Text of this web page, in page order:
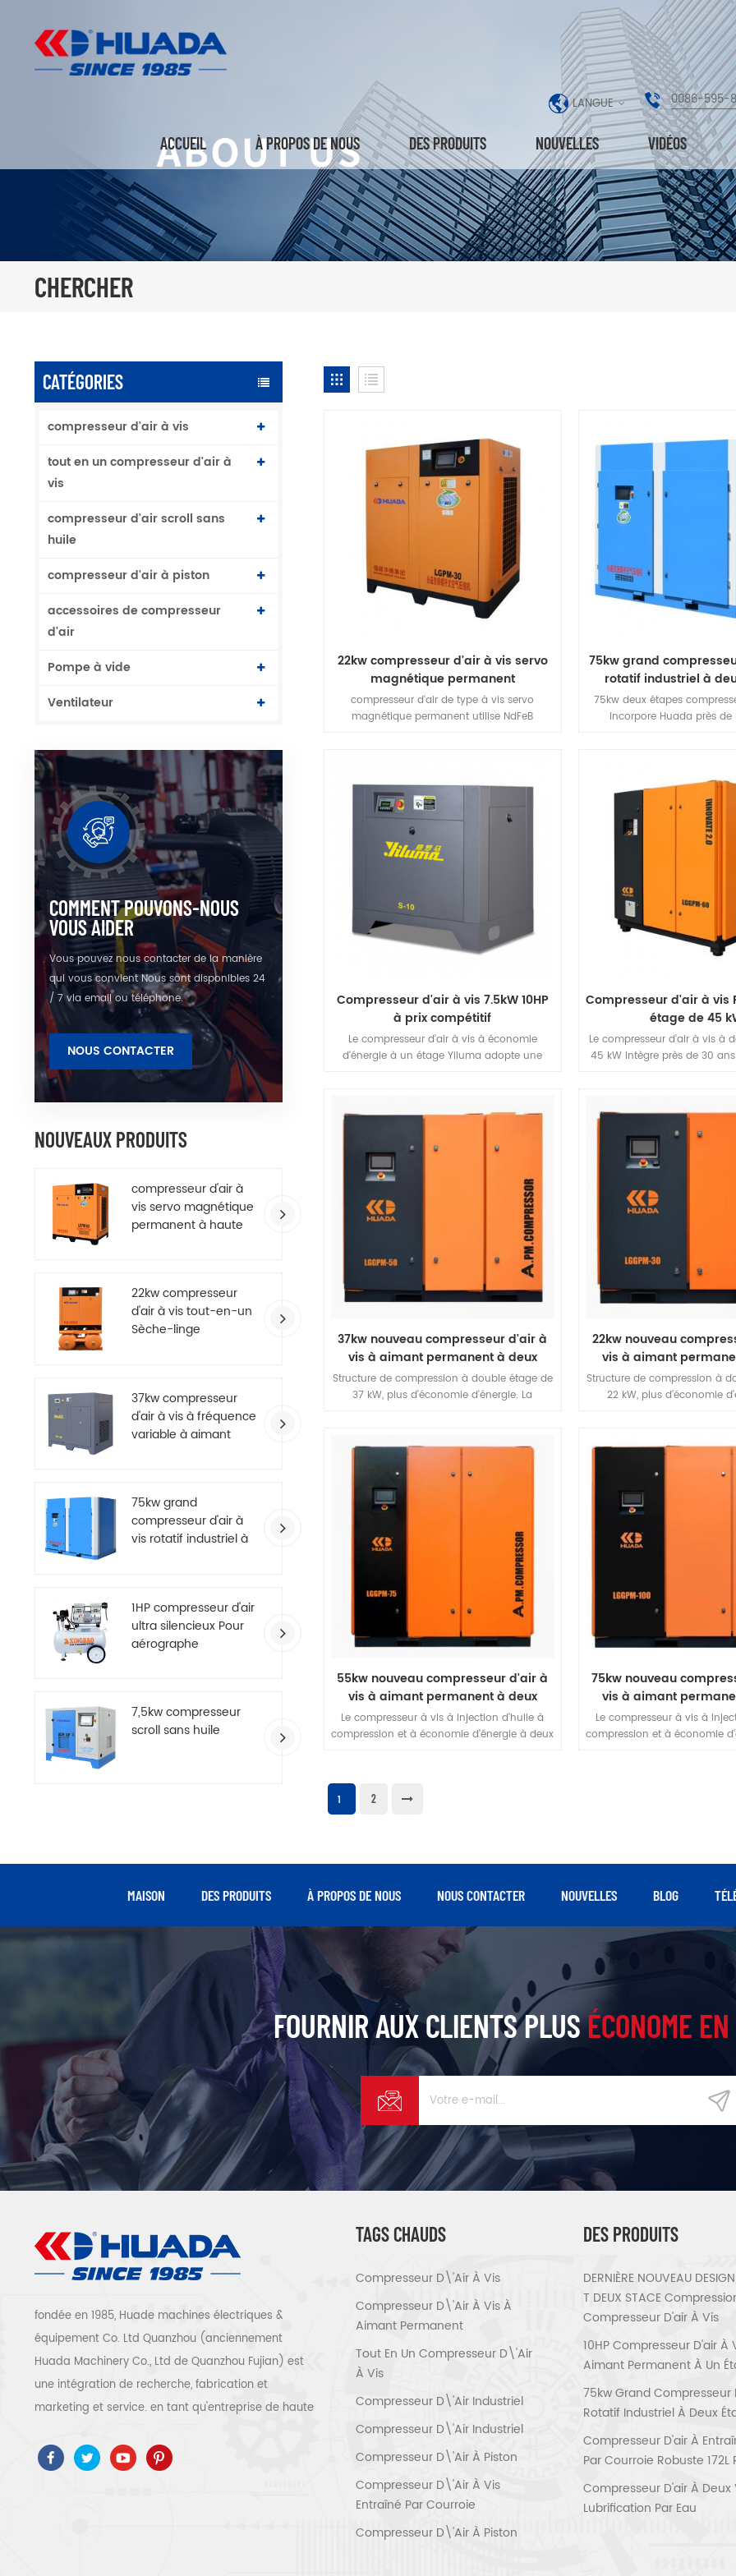
LANGUE 0086-595-
ACCUEIL À PROPOS DE NOUS DES PRODUITS NOUVELLES VIDÉOS
CHERCHER
CATÉGORIES
compresseur d'air à vis
tout en un compresseur d'air à
vis
compresseur d'air scroll sans
huile
compresseur d'air à piston
accessoires de compresseur
d'air
Pompe à vide
Ventilateur
COMMENT POUVONS-NOUS
VOUS AIDER
Vous pouvez nous contacter de la manière
qui vous convient Nous sont disponibles 24
/ 7 via email ou téléphone.
NOUS CONTACTER
NOUVEAUX PRODUITS
compresseur d'air à
vis servo magnétique
permanent à haute
22kw compresseur
d'air à vis tout-en-un
Sèche-linge
37kw compresseur
d'air à vis à fréquence
variable à aimant
75kw grand
compresseur d'air à
vis rotatif industriel à
1HP compresseur d'air
ultra silencieux Pour
aérographe
7,5kw compresseur
scroll sans huile
22kw compresseur d'air à vis servo
magnétique permanent
compresseur d'air de type à vis servo
magnétique permanent utilise NdFeB
fabrication de terres rares Le moteur à
aimant permanent a une petite taille, un
poids léger, un rendement élevé, un bon
caractère, etc., une série d'avantages.
75kw grand
rotatif industriel à
75kw deux étapes
incorpore Huada près de
déplacement, et surpasse la
marché mondial.est le
plus performant et de la plus
Compresseur d'air à vis 7.5kW 10HP
à prix compétitif
Le compresseur d'air à vis à économie
d'énergie à un étage Yiluma adopte une
durée de vie.
Compresseur d'air à vis
étage de 45
Le compresseur d'air à vis à
45 kW intègre près de 30
déplacement au monde, et
demande du marché
compresseur d'air le plus
plus haute qualité.
37kw nouveau compresseur d'air à
vis à aimant permanent à deux
étages
Structure de compression à double étage de
37 kW, plus d'économie d'énergie. La
pression, un plus grand degré de fuite de
volume inférieur pour améliorer l'efficacité
énergétique. Vitesse de vis inférieure à la
vitesse ordinaire et utilisation de plusieurs
ressorts d'amortissement, de sorte que l'unité
22kw nouveau
vis à aimant
étages
Structure de compression à
22 kW, plus d'économie
pression, un plus grand
énergétique. Vitesse de vis
vitesse ordinaire et
ressorts d'amortissement, de
55kw nouveau compresseur d'air à
vis à aimant permanent à deux
étages
Le compresseur à vis à injection d'huile à
compression et à économie d'énergie à deux
d'un compresseur d'air à vis à injection
d'huile à un seul étage, mais présente
également un fonctionnement plus fiable et
faible force exercée sur le rotor et les
faible vitesse.
75kw nouveau
vis à aimant
étages
Le compresseur à vis à
compression et à économie
faible force exercée sur le
faible vitesse.
1 2
MAISON DES PRODUITS À PROPOS DE NOUS NOUS CONTACTER NOUVELLES BLOG
FOURNIR AUX CLIENTS PLUSÉCONOME
fondée en 1985, Huade machines électriques &
équipement Co. Ltd Quanzhou (anciennement
Huada Machinery Co., Ltd de Quanzhou Fujian) est
une intégration de recherche, fabrication et
marketing et service. en tant qu'entreprise de haute
ce 、 ROSH 、 ETL 、 CQC 、 certification de qualité
TAGS CHAUDS
Compresseur D\'air À Vis
Compresseur D\'air À Vis À
Aimant Permanent
Tout En Un Compresseur D\'air
À Vis
Compresseur D\'air Industriel
Compresseur D\'air Industriel
Compresseur D\'air À Piston
Compresseur D\'air À Vis
Entraîné Par Courroie
Compresseur D\'air À Piston
DES PRODUITS
DERNIÈRE NOUVEAU
T DEUX STACE
Compresseur D'air À Vis
10HP Compresseur D'air À
Aimant Permanent À Un
75kw Grand Compresseur
Rotatif Industriel À Deux
Compresseur D'air À
Par Courroie Robuste 172L
Compresseur D'air À Deux
Lubrification Par Eau